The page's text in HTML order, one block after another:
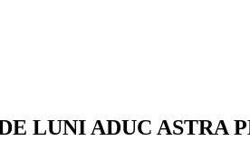
LUNI ADUC ASTRA